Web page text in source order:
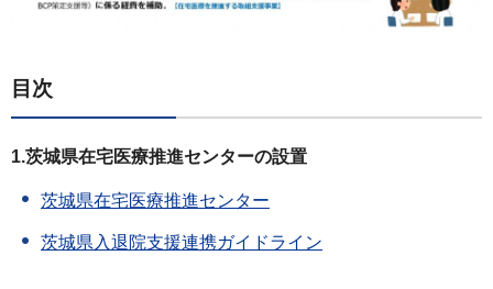
目次
1.茨城県在宅医療推進センターの設置
茨城県在宅医療推進センター
茨城県入退院支援連携ガイドライン